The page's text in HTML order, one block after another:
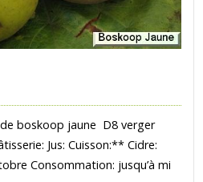
boskoop jaune D8 verger
Jus: Cuisson:** Cidre:
Consommation: jusqu’à mi